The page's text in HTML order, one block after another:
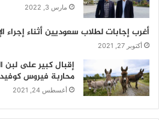
مارس 3, 2022
أغرب إجابات لطلاب سعوديين أثناء إجراء
أكتوبر 27, 2021
إقبال كبير على لبن
محاربة فيروس كوفيد 19
أغسطس 24, 2021